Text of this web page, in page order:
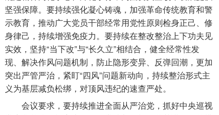
坚强保障。要持续强化凝心铸魂，加强革命传统教育和警
示教育，推动广大党员干部经常用党性原则检身正己、修
身律己，持续增强免疫力。要持续在整改整治上下功夫见
实效，坚持“当下改”与“长久立”相结合，健全经常性发
现、解决作风问题机制，防止隐形变异、反弹回潮，更加
突出严管严治，紧盯“四风”问题新动向，持续整治形式主
义为基层减负松绑，对顶风违纪的速查严处。
会议要求，要持续推进全面从严治党，抓好中央巡视